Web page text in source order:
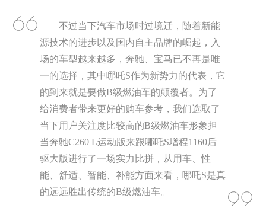
不过当下汽车市场时过境迁，随着新能
源技术的进步以及国内自主品牌的崛起，入
场的车型越来越多，奔驰、宝马已不再是唯
一的选择，其中哪吒S作为新势力的代表，它
的到来就是要做B级燃油车的颠覆者。为了
给消费者带来更好的购车参考，我们选取了
当下用户关注度比较高的B级燃油车形象担
当奔驰C260 L运动版来跟哪吒S增程1160后
驱大版进行了一场实力比拼，从用车、性
能、舒适、智能、补能方面来看，哪吒S是真
的远远胜出传统的B级燃油车。